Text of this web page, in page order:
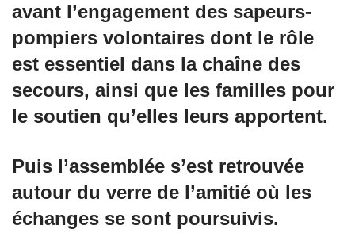
avant l’engagement des sapeurs-
pompiers volontaires dont le rôle
est essentiel dans la chaîne des
secours, ainsi que les familles pour
le soutien qu’elles leurs apportent.
Puis l’assemblée s’est retrouvée
autour du verre de l’amitié où les
échanges se sont poursuivis.